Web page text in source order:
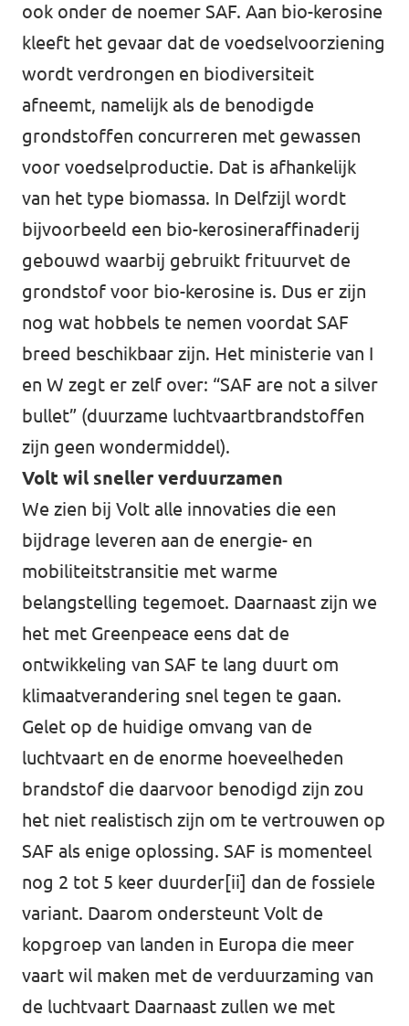
ook onder de noemer SAF. Aan bio-kerosine
kleeft het gevaar dat de voedselvoorziening
wordt verdrongen en biodiversiteit
afneemt, namelijk als de benodigde
grondstoffen concurreren met gewassen
voor voedselproductie. Dat is afhankelijk
van het type biomassa. In Delfzijl wordt
bijvoorbeeld een bio-kerosineraffinaderij
gebouwd waarbij gebruikt frituurvet de
grondstof voor bio-kerosine is. Dus er zijn
nog wat hobbels te nemen voordat SAF
breed beschikbaar zijn. Het ministerie van I
en W zegt er zelf over: “SAF are not a silver
bullet” (duurzame luchtvaartbrandstoffen
zijn geen wondermiddel).
Volt wil sneller verduurzamen
We zien bij Volt alle innovaties die een
bijdrage leveren aan de energie- en
mobiliteitstransitie met warme
belangstelling tegemoet. Daarnaast zijn we
het met Greenpeace eens dat de
ontwikkeling van SAF te lang duurt om
klimaatverandering snel tegen te gaan.
Gelet op de huidige omvang van de
luchtvaart en de enorme hoeveelheden
brandstof die daarvoor benodigd zijn zou
het niet realistisch zijn om te vertrouwen op
SAF als enige oplossing. SAF is momenteel
nog 2 tot 5 keer duurder[ii] dan de fossiele
variant. Daarom ondersteunt Volt de
kopgroep van landen in Europa die meer
vaart wil maken met de verduurzaming van
de luchtvaart Daarnaast zullen we met